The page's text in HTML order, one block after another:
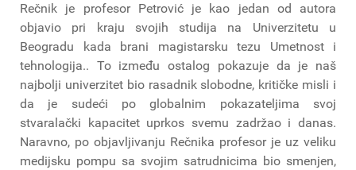
Rečnik je profesor Petrović je kao jedan od autora
objavio pri kraju svojih studija na Univerzitetu u
Beogradu kada brani magistarsku tezu Umetnost i
tehnologija.. To između ostalog pokazuje da je naš
najbolji univerzitet bio rasadnik slobodne, kritičke misli i
da je sudeći po globalnim pokazateljima svoj
stvaralački kapacitet uprkos svemu zadržao i danas.
Naravno, po objavljivanju Rečnika profesor je uz veliku
medijsku pompu sa svojim satrudnicima bio smenjen,